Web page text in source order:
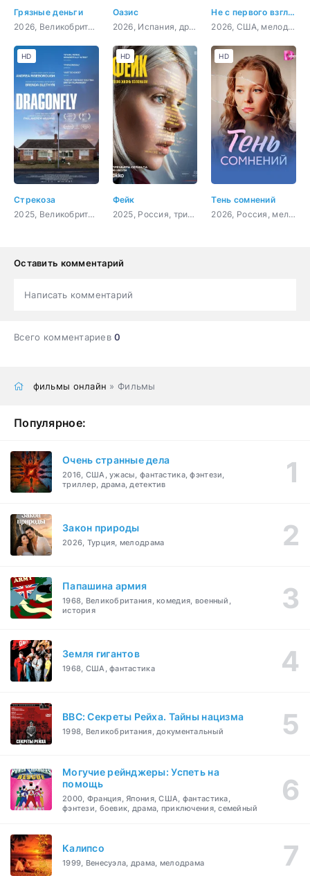
Грязные деньги
2026, Великобритания, США, боевик, триллер
Оазис
2026, Испания, драма, криминал, детектив
Не с первого взгляда
2026, США, мелодрама, комедия
Стрекоза
2025, Великобритания, триллер, драма
HD
Фейк
2025, Россия, триллер, драма
HD
Тень сомнений
2026, Россия, мелодрама
HD
Оставить комментарий
Написать комментарий
Всего комментариев0
фильмы онлайн » Фильмы
Популярное:
Очень странные дела
2016, США, ужасы, фантастика, фэнтези,
триллер, драма, детектив
Закон природы
2026, Турция, мелодрама
Папашина армия
1968, Великобритания, комедия, военный,
история
Земля гигантов
1968, США, фантастика
BBC: Секреты Рейха. Тайны нацизма
1998, Великобритания, документальный
Могучие рейнджеры: Успеть на
помощь
2000, Франция, Япония, США, фантастика,
фэнтези, боевик, драма, приключения, семейный
Калипсо
1999, Венесуэла, драма, мелодрама